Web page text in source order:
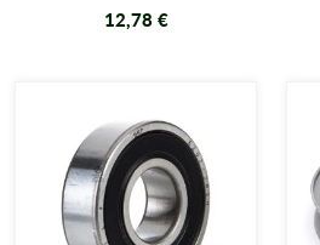
12,78 €